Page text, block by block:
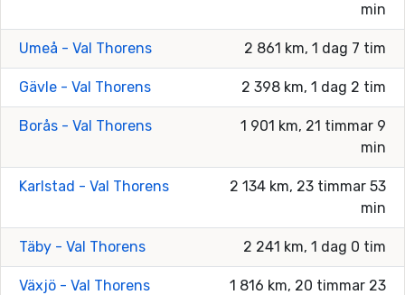
min
Umeå - Val Thorens 2 861 km, 1 dag 7 tim
Gävle - Val Thorens 2 398 km, 1 dag 2 tim
Borås - Val Thorens
1 901 km, 21 timmar 9
min
Karlstad - Val Thorens
2 134 km, 23 timmar 53
min
Täby - Val Thorens 2 241 km, 1 dag 0 tim
Växjö - Val Thorens
1 816 km, 20 timmar 23